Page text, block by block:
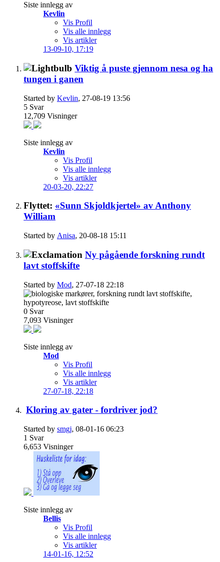
Siste innlegg av
Kevlin
Vis Profil
Vis alle innlegg
Vis artikler
13-09-10, 17:19
Viktig å puste gjennom nesa og ha
tungen i ganen
Started by Kevlin, 27-08-19 13:56
5 Svar
12,709 Visninger
Siste innlegg av
Kevlin
Vis Profil
Vis alle innlegg
Vis artikler
20-03-20, 22:27
Flyttet: «Sunn Skjoldkjertel» av Anthony
William
Started by Anisa, 20-08-18 15:11
Ny pågående forskning rundt
lavt stoffskifte
Started by Mod, 27-07-18 22:18
0 Svar
7,093 Visninger
Siste innlegg av
Mod
Vis Profil
Vis alle innlegg
Vis artikler
27-07-18, 22:18
Kloring av gater - fordriver jod?
Started by smgj, 08-01-16 06:23
1 Svar
6,653 Visninger
Siste innlegg av
Bellis
Vis Profil
Vis alle innlegg
Vis artikler
14-01-16, 12:52